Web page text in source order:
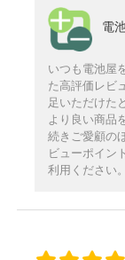
電
いつも電池屋
た高評価レビ
足いただけた
より良い商品
続きご愛顧の
ビューポイン
利用ください。